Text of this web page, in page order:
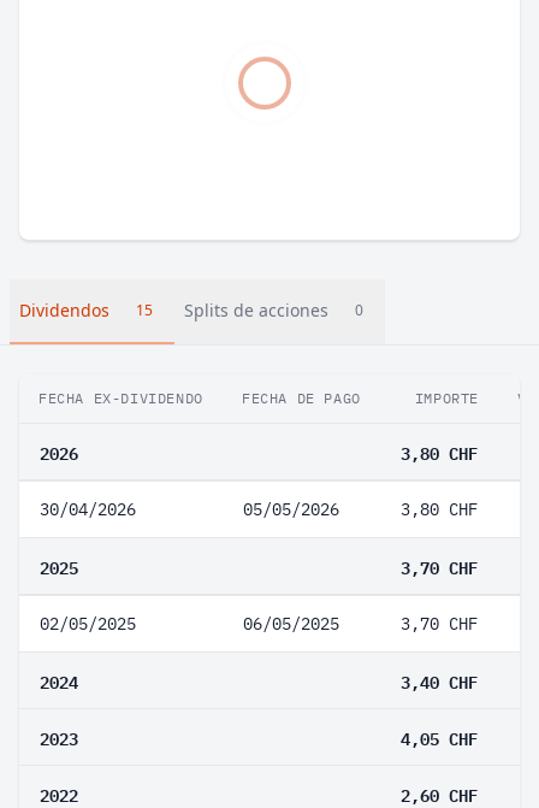
Dividendos 15 Splits de acciones 0
FECHA EX-DIVIDENDO FECHA DE PAGO IMPORTE
2026 3,80 CHF
30/04/2026 05/05/2026 3,80 CHF
2025 3,70 CHF
02/05/2025 06/05/2025 3,70 CHF
2024 3,40 CHF
2023 4,05 CHF
2022 2,60 CHF